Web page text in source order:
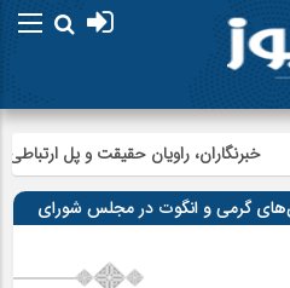
خبرنگاران، راویان حقیقت و پل
گرمی و انگوت در مجلس شورای